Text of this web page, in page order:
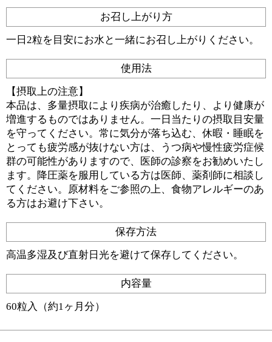
お召し上がり方
一日2粒を目安にお水と一緒にお召し上がりください。
使用法
【摂取上の注意】
本品は、多量摂取により疾病が治癒したり、より健康が
増進するものではありません。一日当たりの摂取目安量
を守ってください。常に気分が落ち込む、休暇・睡眠を
とっても疲労感が抜けない方は、うつ病や慢性疲労症候
群の可能性がありますので、医師の診察をお勧めいたし
ます。降圧薬を服用している方は医師、薬剤師に相談し
てください。原材料をご参照の上、食物アレルギーのあ
る方はお避け下さい。
保存方法
高温多湿及び直射日光を避けて保存してください。
内容量
60粒入（約1ヶ月分）